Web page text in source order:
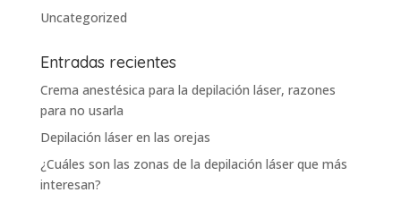
Uncategorized
Entradas recientes
Crema anestésica para la depilación láser, razones
para no usarla
Depilación láser en las orejas
¿Cuáles son las zonas de la depilación láser que más
interesan?